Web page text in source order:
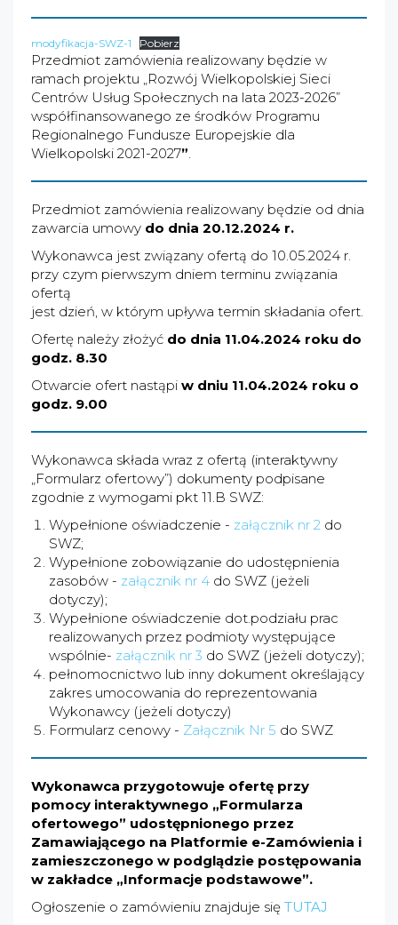
modyfikacja-SWZ-1 Pobierz
Przedmiot zamówienia realizowany będzie w
ramach projektu „Rozwój Wielkopolskiej Sieci
Centrów Usług Społecznych na lata 2023-2026”
współfinansowanego ze środków Programu
Regionalnego Fundusze Europejskie dla
Wielkopolski 2021-2027”
Przedmiot zamówienia realizowany będzie od dnia
zawarcia umowy do dnia 20.12.2024 r.
Wykonawca jest związany ofertą do 10.05.2024 r.
przy czym pierwszym dniem terminu związania
ofertą
jest dzień, w którym upływa termin składania ofert.
Ofertę należy złożyć do dnia 11.04.2024 roku do
godz. 8.30
Otwarcie ofert nastąpi w dniu 11.04.2024 roku o
godz. 9.00
Wykonawca składa wraz z ofertą (interaktywny
„Formularz ofertowy”) dokumenty podpisane
zgodnie z wymogami pkt 11.B SWZ:
Wypełnione oświadczenie - załącznik nr 2 do
SWZ;
Wypełnione zobowiązanie do udostępnienia
zasobów - załącznik nr 4 do SWZ (jeżeli
dotyczy);
Wypełnione oświadczenie dot.podziału prac
realizowanych przez podmioty występujące
wspólnie- załącznik nr 3 do SWZ (jeżeli dotyczy);
pełnomocnictwo lub inny dokument określający
zakres umocowania do reprezentowania
Wykonawcy (jeżeli dotyczy)
Formularz cenowy - Załącznik Nr 5 do SWZ
Wykonawca przygotowuje ofertę przy
pomocy interaktywnego „Formularza
ofertowego” udostępnionego przez
Zamawiającego na Platformie e-Zamówienia i
zamieszczonego w podglądzie postępowania
w zakładce „Informacje podstawowe”.
Ogłoszenie o zamówieniu znajduje się TUTAJ